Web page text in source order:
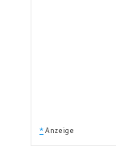
* Anzeige